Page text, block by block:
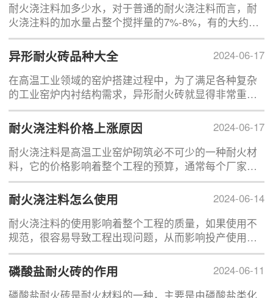
耐火浇注料加多少水，对于普通的耐火浇注料而言，耐
火浇注料的加水量占整个搅拌量的7%-8%，有的大约
9%-10%。而对于轻质浇注料而言，加水量一般在
30%-38%，不同的耐火浇注料之间加水量存在一定的差
异。
2024-06-17
异形耐火砖品种大全
在高温工业领域的窑炉搭建过程中，为了满足各种复杂
的工业窑炉内衬结构需求，异形耐火砖就显得非常重
要，它能够根据窑炉内衬的具体形状进行选择，通常在
一些圆形、拱形等特殊形状窑炉的砌筑时经常被用到。
2024-06-17
耐火浇注料价格上涨原因
耐火浇注料是高温工业窑炉砌筑必不可少的一种耐火材
料，它的价格影响着整个工程的预算，通常每个厂家的
价格都存在着差异，通常耐火浇注料的价格不是固定
的，会有一些因素影响耐火浇注料的价格，那么哪些因
素是导致耐火浇注料价格上涨的原因呢。
2024-06-14
耐火浇注料怎么使用
耐火浇注料的使用影响着整个工程的质量，如果使用不
规范，很容易导致工程出现问题，从而影响投产使用，
那么浇注料该如何进行使用呢，又有哪些地方需要注意
的呢?
2024-06-11
磷酸盐耐火砖的作用
磷酸盐耐火砖是耐火材料的一种，主要是由磷酸盐类化